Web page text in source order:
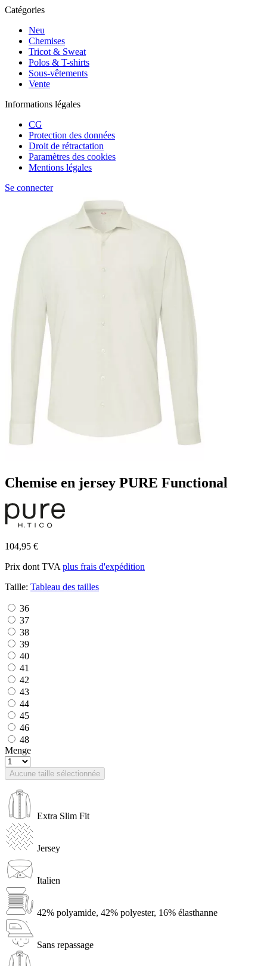
Catégories
Neu
Chemises
Tricot & Sweat
Polos & T-shirts
Sous-vêtements
Vente
Informations légales
CG
Protection des données
Droit de rétractation
Paramètres des cookies
Mentions légales
Se connecter
Chemise en jersey PURE Functional
104,95 €
Prix dont TVA plus frais d'expédition
Taille: Tableau des tailles
36
37
38
39
40
41
42
43
44
45
46
48
Menge
Aucune taille sélectionnée
Extra Slim Fit
Jersey
Italien
42% polyamide, 42% polyester, 16% élasthanne
Sans repassage